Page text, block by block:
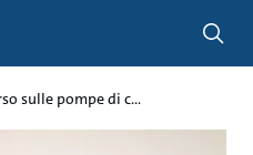
sulle pompe di c...